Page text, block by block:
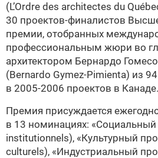
(L’Ordre des architectes du
30 проектов-финалистов
премии, отобранных
профессиональным жюри во
архитектором Бернардо
(Bernardo Gуmez-Pimienta) из
в 2005-2006 проектов в Канаде.
Премия присуждается
в 13 номинациях: «Социальный
institutionnels), «Культурный
culturels), «Индустриальный